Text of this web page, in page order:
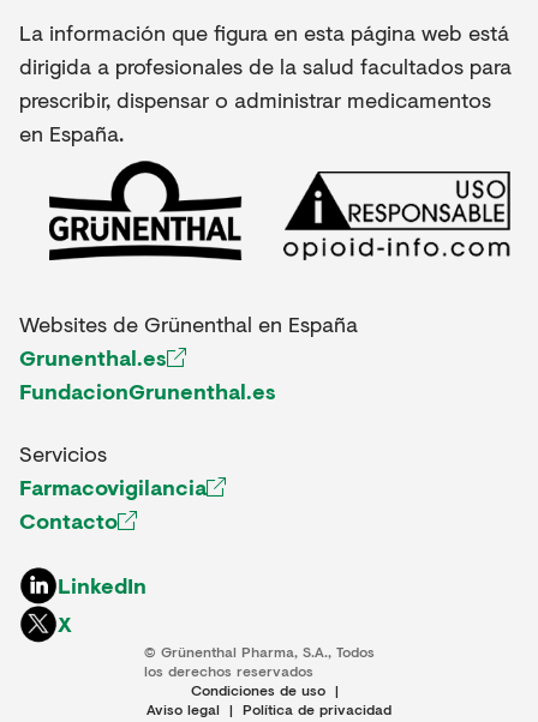
La información que figura en esta página web está
dirigida a profesionales de la salud facultados para
prescribir, dispensar o administrar medicamentos
en España.
Websites de Grünenthal en España
Grunenthal.es
FundacionGrunenthal.es
Servicios
Farmacovigilancia
Contacto
LinkedIn
X
© Grünenthal Pharma, S.A., Todos
los derechos reservados
Condiciones de uso |
Aviso legal | Política de privacidad